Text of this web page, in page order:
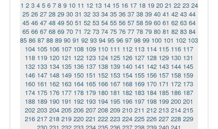
Ермаковополе.рф
1 2 3 4 5 6 7 8 9 10 11 12 13 14 15 16 17 18 19 20 21 22 23 24
25 26 27 28 29 30 31 32 33 34 35 36 37 38 39 40 41 42 43 44
45 46 47 48 49 50 51 52 53 54 55 56 57 58 59 60 61 62 63 64
65 66 67 68 69 70 71 72 73 74 75 76 77 78 79 80 81 82 83 84
85 86 87 88 89 90 91 92 93 94 95 96 97 98 99 100 101 102 103
104 105 106 107 108 109 110 111 112 113 114 115 116 117
118 119 120 121 122 123 124 125 126 127 128 129 130 131
132 133 134 135 136 137 138 139 140 141 142 143 144 145
146 147 148 149 150 151 152 153 154 155 156 157 158 159
160 161 162 163 164 165 166 167 168 169 170 171 172 173
174 175 176 177 178 179 180 181 182 183 184 185 186 187
188 189 190 191 192 193 194 195 196 197 198 199 200 201
202 203 204 205 206 207 208 209 210 211 212 213 214 215
216 217 218 219 220 221 222 223 224 225 226 227 228 229